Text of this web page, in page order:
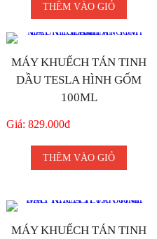
THÊM VÀO GIỎ
MÁY KHUẾCH TÁN TINH
DẦU TESLA HÌNH GỐM
100ML
Giá: 829.000đ
THÊM VÀO GIỎ
MÁY KHUẾCH TÁN TINH